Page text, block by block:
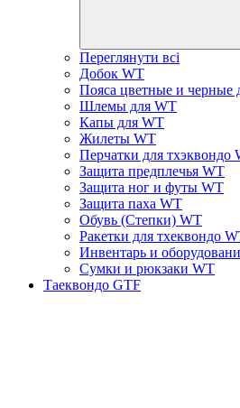
Переглянути всі
Добок WT
Пояса цветные и черные
Шлемы для WT
Капы для WT
Жилеты WT
Перчатки для тхэквондо
Защита предплечья WT
Защита ног и футы WT
Защита паха WT
Обувь (Степки) WT
Ракетки для тхеквондо
Инвентарь и
Сумки и рюкзаки WT
Таеквондо GTF